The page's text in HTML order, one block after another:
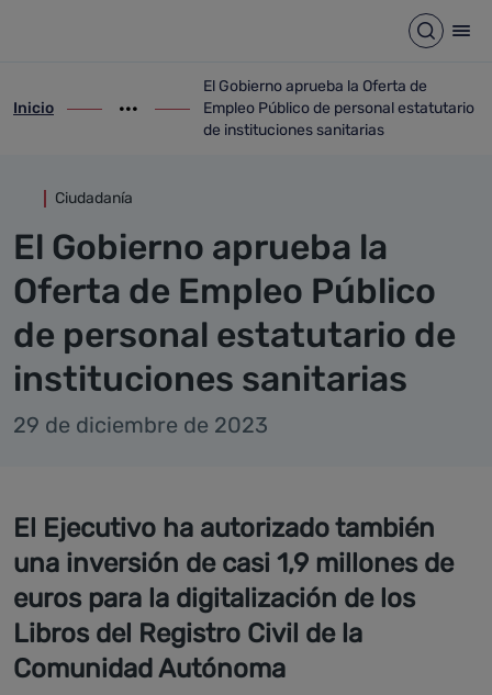
Abrir
ir-a inicio
Inicio
Mostrar opciones del camino de migas
ir-a El Gobierno aprueba la Oferta de
El Gobierno aprueba la Oferta de
Empleo Público de personal estatutario
de instituciones sanitarias
Ciudadanía
El Gobierno aprueba la
Oferta de Empleo Público
de personal estatutario de
instituciones sanitarias
29 de diciembre de 2023
El Ejecutivo ha autorizado también
una inversión de casi 1,9 millones de
euros para la digitalización de los
Libros del Registro Civil de la
Comunidad Autónoma